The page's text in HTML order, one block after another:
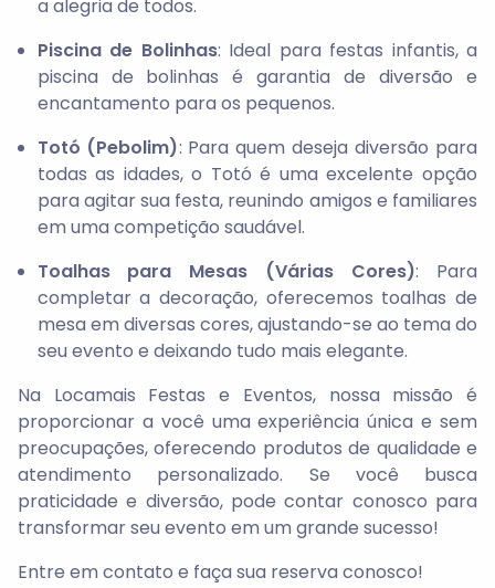
a alegria de todos.
Piscina de Bolinhas: Ideal para festas infantis, a
piscina de bolinhas é garantia de diversão e
encantamento para os pequenos.
Totó (Pebolim): Para quem deseja diversão para
todas as idades, o Totó é uma excelente opção
para agitar sua festa, reunindo amigos e familiares
em uma competição saudável.
Toalhas para Mesas (Várias Cores): Para
completar a decoração, oferecemos toalhas de
mesa em diversas cores, ajustando-se ao tema do
seu evento e deixando tudo mais elegante.
Na Locamais Festas e Eventos, nossa missão é
proporcionar a você uma experiência única e sem
preocupações, oferecendo produtos de qualidade e
atendimento personalizado. Se você busca
praticidade e diversão, pode contar conosco para
transformar seu evento em um grande sucesso!
Entre em contato e faça sua reserva conosco!